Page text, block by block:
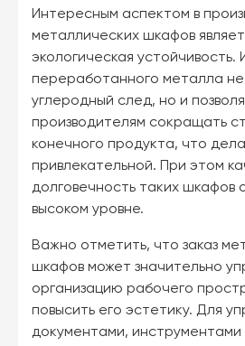
Интересным аспектом в
металлических шкафов
экологическая устойчивость.
переработанного металла
углеродный след, но и
производителям сокращать
конечного продукта, что
привлекательной. При этом
долговечность таких шкафов
высоком уровне.
Важно отметить, что заказ
шкафов может значительно
организацию рабочего
повысить его эстетику. Для
документами,